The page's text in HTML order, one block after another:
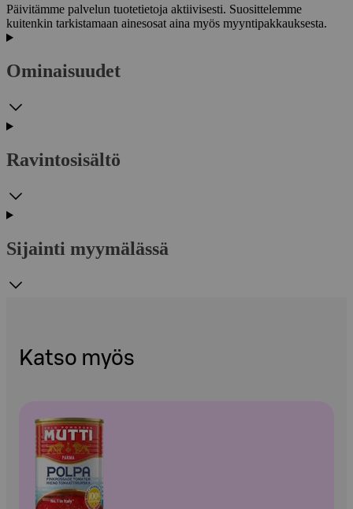
Päivitämme palvelun tuotetietoja aktiivisesti. Suosittelemme
kuitenkin tarkistamaan ainesosat aina myös myyntipakkauksesta.
Ominaisuudet
Ravintosisältö
Sijainti myymälässä
Katso myös